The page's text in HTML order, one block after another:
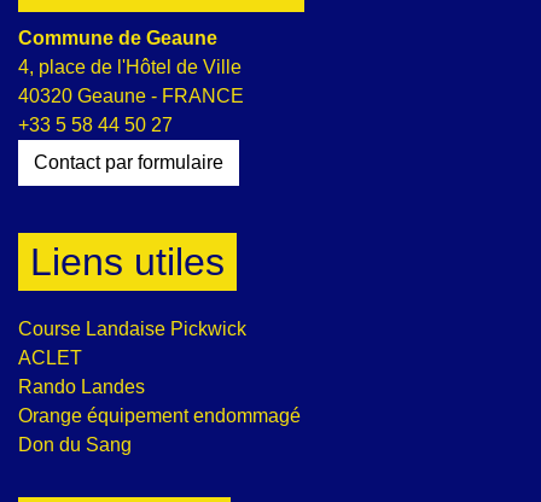
Commune de Geaune
4, place de l'Hôtel de Ville
40320 Geaune - FRANCE
+33 5 58 44 50 27
Contact par formulaire
Liens utiles
Course Landaise Pickwick
ACLET
Rando Landes
Orange équipement endommagé
Don du Sang